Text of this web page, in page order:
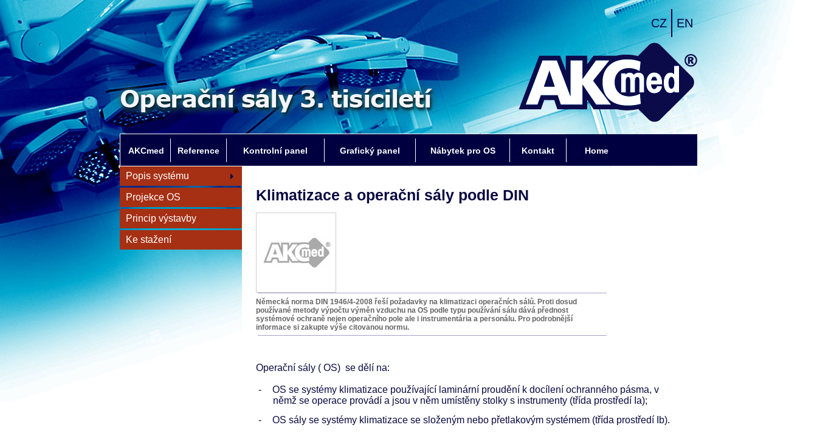
Klimatizace a operační sály podle DIN
Německá norma DIN 1946/4-2008 řeší požadavky na klimatizaci operačních sálů. Proti dosud
používané metody výpočtu výměn vzduchu na OS podle typu používání sálu dává přednost
systémové ochraně nejen operačního pole ale i instrumentária a personálu. Pro podrobnější
informace si zakupte výše citovanou normu.
Operační sály ( OS) se dělí na:
-
OS se systémy klimatizace používající laminární proudění k docílení ochranného pásma, v
němž se operace provádí a jsou v něm umístěny stolky s instrumenty (třída prostředí Ia);
-
OS sály se systémy klimatizace se složeným nebo přetlakovým systémem (třída prostředí Ib).
Popis systému
Projekce OS
Princip výstavby
Ke stažení
AKCmed Reference Kontrolní panel Grafický panel Nábytek pro OS Kontakt Home
CZ EN